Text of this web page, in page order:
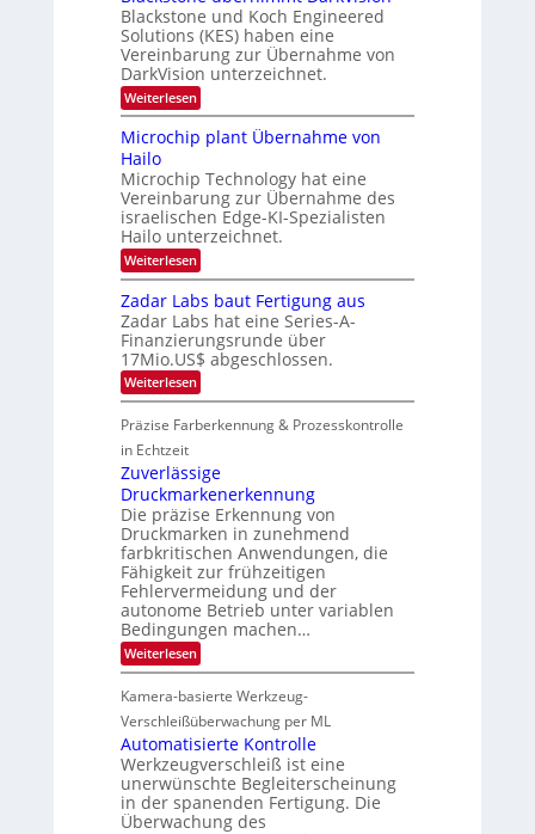
d
e
r
L
o
i
m
a
t
2
0
2
7
l
N
e
w
s
‘
V
s
i
o
n
i
h
t
2
0
2
6
l
a
n
d
o
b
e
t
e
l
i
g
t
s
i
c
a
n
S
e
r
e
a
c
S
e
r
i
e
s
-
B
-
R
u
n
d
e
Blackstone und Koch Engineered
Solutions (KES) haben eine
Vereinbarung zur Übernahme von
DarkVision unterzeichnet.
Weiterlesen:
B
a
k
s
t
o
n
e
ü
b
e
r
n
i
m
m
D
r
k
V
i
s
i
o
n
Microchip plant Übernahme von
Hailo
Microchip Technology hat eine
Vereinbarung zur Übernahme des
israelischen Edge-KI-Spezialisten
Hailo unterzeichnet.
Weiterlesen:
M
c
r
o
c
h
i
p
n
t
Ü
b
e
r
n
a
h
m
e
v
o
n
a
i
l
o
Zadar Labs baut Fertigung aus
Zadar Labs hat eine Series-A-
Finanzierungsrunde über
17Mio.US$ abgeschlossen.
Weiterlesen:
Z
d
r
L
a
b
s
b
a
u
t
F
e
r
t
g
u
n
g
a
u
s
Präzise Farberkennung & Prozesskontrolle
in Echtzeit
Zuverlässige
Druckmarkenerkennung
Die präzise Erkennung von
Druckmarken in zunehmend
farbkritischen Anwendungen, die
Fähigkeit zur frühzeitigen
Fehlervermeidung und der
autonome Betrieb unter variablen
Bedingungen machen…
Weiterlesen:
Z
v
e
l
ä
s
s
i
Kamera-basierte Werkzeug-
Verschleißüberwachung per ML
Automatisierte Kontrolle
Werkzeugverschleiß ist eine
unerwünschte Begleiterscheinung
in der spanenden Fertigung. Die
Überwachung des